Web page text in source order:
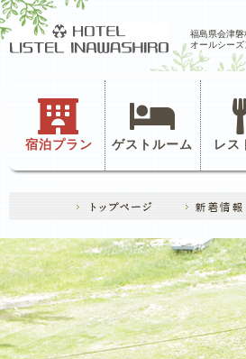
福島県会津
オールシー
宿泊プラン ゲストルーム レス